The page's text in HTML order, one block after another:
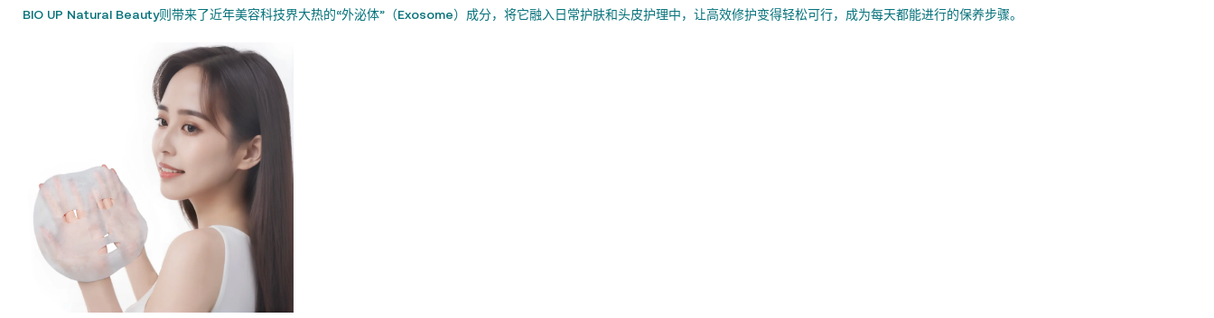
BIO UP Natural Beauty则带来了近年美容科技界大热的“外泌体”（Exosome）成分，将它融入日常护肤和头皮护理中，让高效修护变得轻松可行，成为每天都能进行的保养步骤。